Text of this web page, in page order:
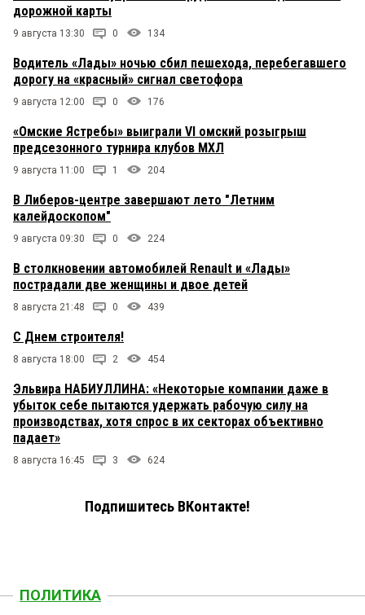
дорожной карты
9 августа 13:30 0 134
Водитель «Лады» ночью сбил пешехода, перебегавшего
дорогу на «красный» сигнал светофора
9 августа 12:00 0 176
«Омские Ястребы» выиграли VI омский розыгрыш
предсезонного турнира клубов МХЛ
9 августа 11:00 1 204
В Либеров-центре завершают лето "Летним
калейдоскопом"
9 августа 09:30 0 224
В столкновении автомобилей Renault и «Лады»
пострадали две женщины и двое детей
8 августа 21:48 0 439
С Днем строителя!
8 августа 18:00 2 454
Эльвира НАБИУЛЛИНА: «Некоторые компании даже в
убыток себе пытаются удержать рабочую силу на
производствах, хотя спрос в их секторах объективно
падает»
8 августа 16:45 3 624
Подпишитесь ВКонтакте!
ПОЛИТИКА